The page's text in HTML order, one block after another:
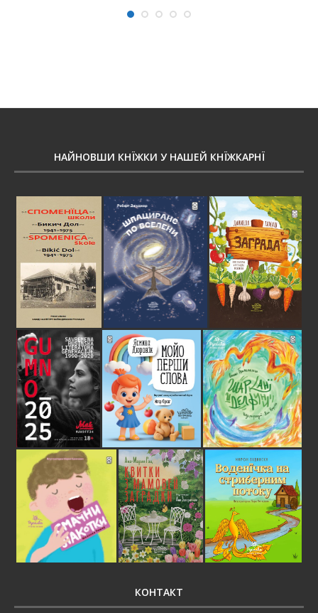
НАЙНОВШИ КНЇЖКИ У НАШЕЙ КНЇЖКАРНЇ
КОНТАКТ